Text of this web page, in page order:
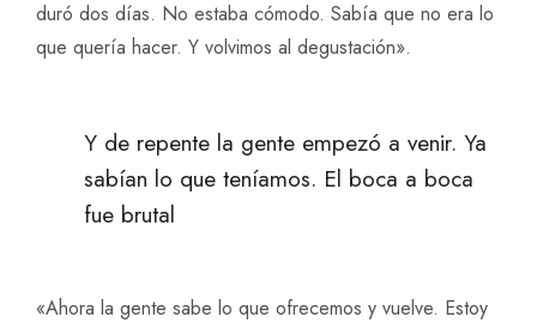
duró dos días. No estaba cómodo. Sabía que no era lo
que quería hacer. Y volvimos al degustación».
Y de repente la gente empezó a venir. Ya
sabían lo que teníamos. El boca a boca
fue brutal
«Ahora la gente sabe lo que ofrecemos y vuelve. Estoy